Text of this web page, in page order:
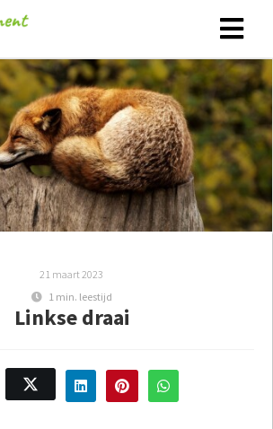
21 maart 2023
1 min. leestijd
Linkse draai